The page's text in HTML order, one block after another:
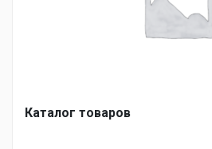
Каталог товаров